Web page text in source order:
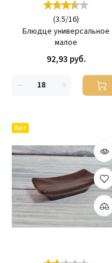
(3.5/16)
Блюдце универсальное
малое
92,93 руб.
Хит